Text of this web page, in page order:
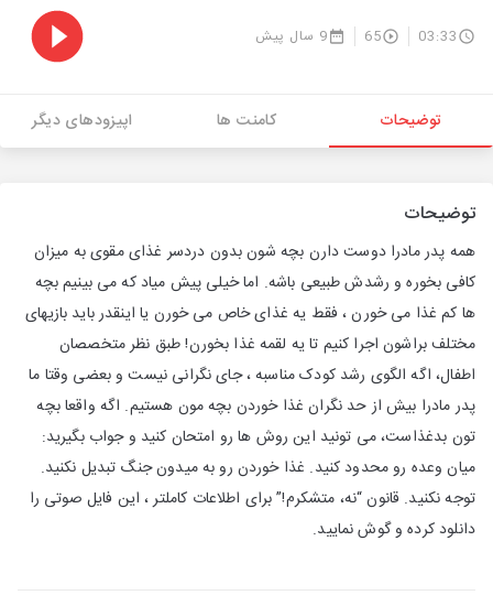
03:33
65 9 سال پیش
توضیحات کامنت ها اپیزودهای دیگر
توضیحات
همه پدر مادرا دوست دارن بچه شون بدون دردسر غذای مقوی به میزان
کافی بخوره و رشدش طبیعی باشه. اما خیلی پیش میاد که می بینیم بچه
ها کم غذا می خورن ، فقط یه غذای خاص می خورن یا اینقدر باید بازیهای
مختلف براشون اجرا کنیم تا یه لقمه غذا بخورن! طبق نظر متخصصان
اطفال، اگه الگوی رشد کودک مناسبه ، جای نگرانی نیست و بعضی وقتا ما
پدر مادرا بیش از حد نگران غذا خوردن بچه مون هستیم. اگه واقعا بچه
تون بدغذاست، می تونید این روش ها رو امتحان کنید و جواب بگیرید:
میان وعده رو محدود کنید. غذا خوردن رو به میدون جنگ تبدیل نکنید.
توجه نکنید. قانون “نه، متشکرم!” برای اطلاعات کاملتر ، این فایل صوتی را
دانلود کرده و گوش نمایید.